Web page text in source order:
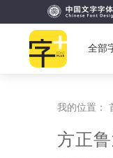
全部
我的位置：
方正